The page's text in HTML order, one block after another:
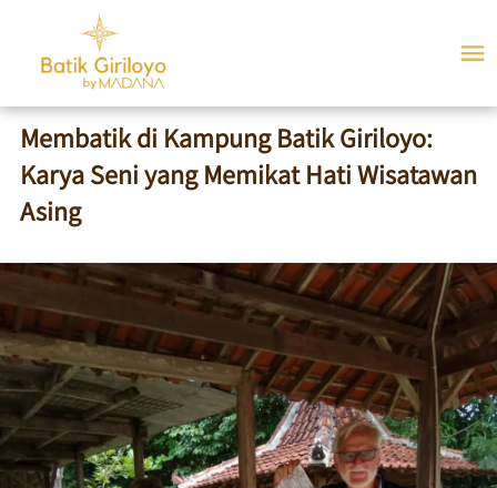
Membatik di Kampung Batik Giriloyo:
Karya Seni yang Memikat Hati Wisatawan
Asing